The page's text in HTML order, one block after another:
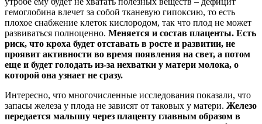
гемоглобина влечет за собой тканевую гипоксию, то есть
плохое снабжение клеток кислородом, так что плод не может
развиваться полноценно. Меняется и состав плаценты. Есть
риск, что кроха будет отставать в росте и развитии, не
проявит активности во время появления на свет, а потом
еще и будет голодать из-за нехватки у матери молока, о
которой она узнает не сразу.
Интересно, что многочисленные исследования показали, что
запасы железа у плода не зависят от таковых у матери. Железо
передается малышу через плаценту главным образом в